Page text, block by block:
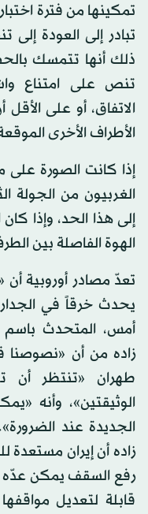
تمكينها من فترة
تبادر إلى العودة إلى
ذلك أنها تتمسك
تنص على امتناع
الاتفاق، أو على
الأطراف الأخرى
إذا كانت الصورة على
الغربيون من الجولة
إلى هذا الحد، وإذا
الهوة الفاصلة بين
تعدّ مصادر أوروبية
يحدث خرقاً في الجدار
أمس، المتحدث باسم
زاده من أن «نصوصنا
طهران «تنتظر أن
الوثيقتين»، وأنه
الجديدة عند
زاده أن إيران
رفع السقف يمكن عدّه
قابلة لتعديل